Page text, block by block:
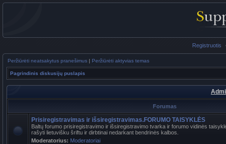
Registruotis
Peržiūrėti neatsakytus pranešimus | Peržiūrėti aktyvias temas
Pagrindinis diskusijų puslapis
Forumas
Prisiregistravimas ir išsiregistravimas.FORUMO TAISYKLĖS
Baltų forumo prisiregistravimo ir išsiregistravimo tvarka ir forumo vidinės
rašyti lietuvišku šriftu ir dirbtinai nedarkant bendrinės kalbos.
Moderatorius: Moderatoriai